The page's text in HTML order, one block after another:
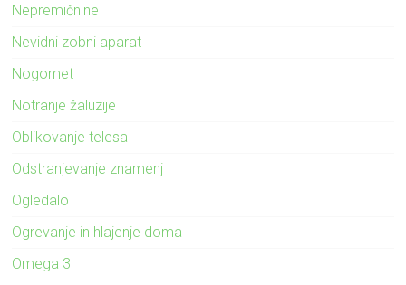
Nepremičnine
Nevidni zobni aparat
Nogomet
Notranje žaluzije
Oblikovanje telesa
Odstranjevanje znamenj
Ogledalo
Ogrevanje in hlajenje doma
Omega 3